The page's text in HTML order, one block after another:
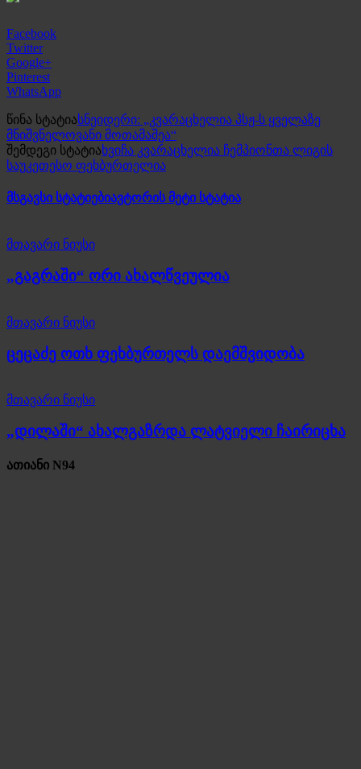
Facebook
Twitter
Google+
Pinterest
WhatsApp
წინა სტატიასნეიდერი: „კვარაცხელია პსჟ-ს ყველაზე
მნიშვნელოვანი მოთამაშეა“
შემდეგი სტატიახვიჩა კვარაცხელია ჩემპიონთა ლიგის
საუკეთესო ფეხბურთელია
მსგავსი სტატიებიავტორის მეტი სტატია
მთავარი ნიუსი
„გაგრაში“ ორი ახალწვეულია
მთავარი ნიუსი
ცეცაძე ოთხ ფეხბურთელს დაემშვიდობა
მთავარი ნიუსი
„დილაში“ ახალგაზრდა ლატვიელი ჩაირიცხა
ათიანი N94